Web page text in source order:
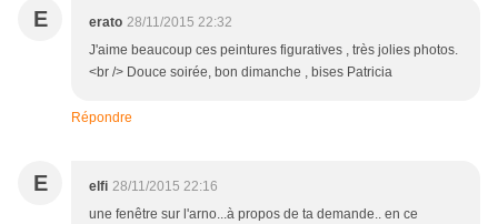
E erato 28/11/2015 22:32
J'aime beaucoup ces peintures figuratives , très jolies photos.
<br /> Douce soirée, bon dimanche , bises Patricia
Répondre
E elfi 28/11/2015 22:16
une fenêtre sur l'arno...à propos de ta demande.. en ce